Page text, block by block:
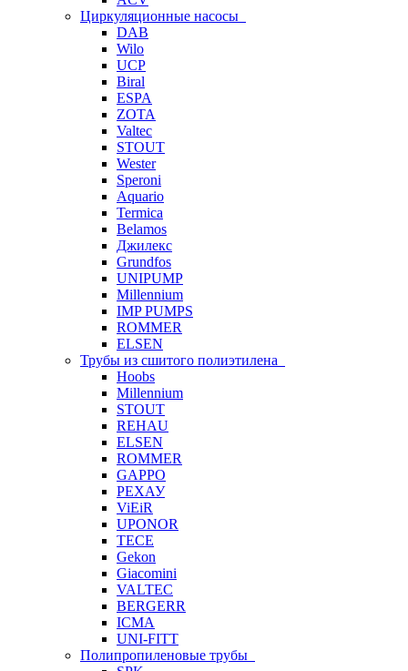
Циркуляционные насосы
DAB
Wilo
UCP
Biral
ESPA
ZOTA
Valtec
STOUT
Wester
Speroni
Aquario
Termica
Belamos
Джилекс
Grundfos
UNIPUMP
Millennium
IMP PUMPS
ROMMER
ELSEN
Трубы из сшитого полиэтилена
Hoobs
Millennium
STOUT
REHAU
ELSEN
ROMMER
GAPPO
РЕХАУ
ViEiR
UPONOR
TECE
Gekon
Giacomini
VALTEC
BERGERR
ICMA
UNI-FITT
Полипропиленовые трубы